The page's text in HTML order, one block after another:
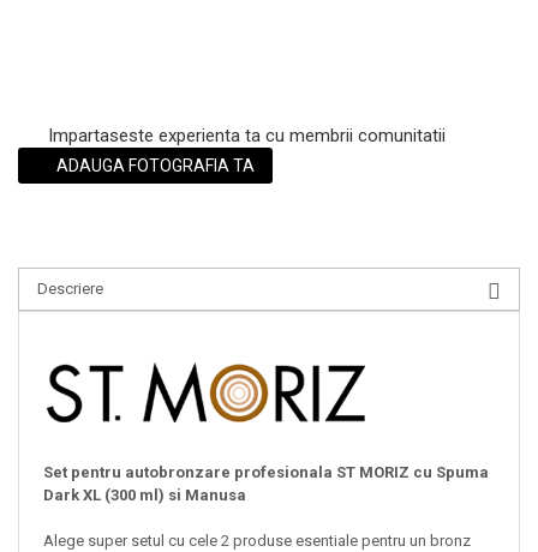
Impartaseste experienta ta cu membrii comunitatii
ADAUGA FOTOGRAFIA TA
Descriere
Set pentru autobronzare profesionala ST MORIZ cu Spuma
Dark XL (300 ml) si Manusa
Alege super setul cu cele 2 produse esentiale pentru un bronz